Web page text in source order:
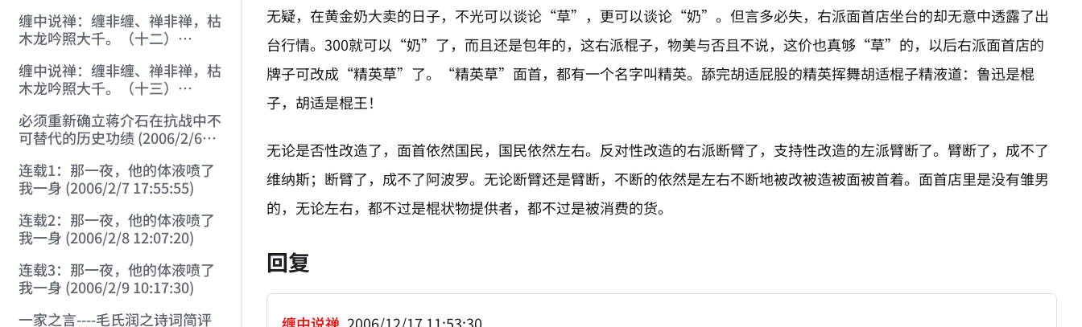
缠中说禅：缠非缠、禅非禅，枯
木龙吟照大千。（十二）
缠中说禅：缠非缠、禅非禅，枯
木龙吟照大千。（十三）
必须重新确立蒋介石在抗战中不
可替代的历史功绩 (2006/2/6
连载1：那一夜，他的体液喷了
我一身 (2006/2/7 17:55:55)
连载2：那一夜，他的体液喷了
我一身 (2006/2/8 12:07:20)
连载3：那一夜，他的体液喷了
我一身 (2006/2/9 10:17:30)
一家之言----毛氏润之诗词简评
无疑，在黄金奶大卖的日子，不光可以谈论“草”，更可以谈论“奶”。但言多必失，右派面首店坐台的却无意中透露了出
台行情。300就可以“奶”了，而且还是包年的，这右派棍子，物美与否且不说，这价也真够“草”的，以后右派面首店的
牌子可改成“精英草”了。“精英草”面首，都有一个名字叫精英。舔完胡适屁股的精英挥舞胡适棍子精液道：鲁迅是棍
子，胡适是棍王！
无论是否性改造了，面首依然国民，国民依然左右。反对性改造的右派断臂了，支持性改造的左派臂断了。臂断了，成不了
维纳斯；断臂了，成不了阿波罗。无论断臂还是臂断，不断的依然是左右不断地被改被造被面被首着。面首店里是没有雏男
的，无论左右，都不过是棍状物提供者，都不过是被消费的货。
回复